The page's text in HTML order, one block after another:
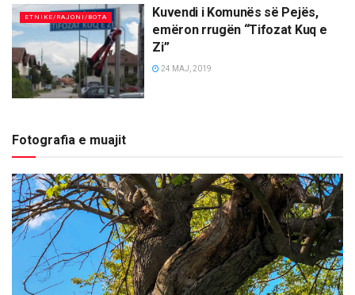
ETNIKE/RAJONI/BOTA
Kuvendi i Komunës së Pejës,
emëron rrugën “Tifozat Kuq e
Zi”
24 MAJ, 2019
Fotografia e muajit